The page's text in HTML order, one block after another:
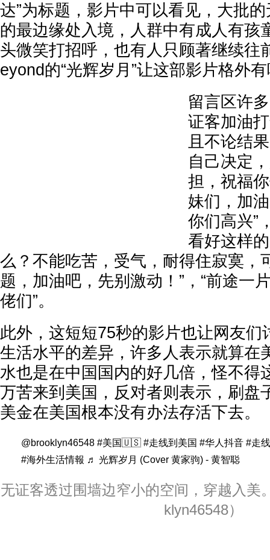
达”为标题，影片中可以看见，大批
的最边缘处入境，人群中有成人有孩
头微笑打招呼，也有人只顾著继续往
eyond的“光辉岁月”让这部影片格外
留言区许
证客加油
且不论结
自己决定
担，祝福
妹们，加
你们高兴”
看好这样
么？不能吃苦，受气，耐得住寂寞，
题，加油吧，先别激动！”，“前途一
佬们”。
此外，这短短75秒的影片也让网友们
生活水平的差异，许多人表示就算在
水也是在中国国内的好几倍，怪不得
万苦来到美国，反对者则表示，刷盘
美金在美国根本没有办法存活下去。
@brooklyn46548 #美国🇺🇸 #走线到美国 #华人抖音 #走
#海外生活情報 ♬ 光辉岁月 (Cover 黄家驹) - 黄智聪
无证客透过围墙边窄小的空间，穿越入美
klyn46548）